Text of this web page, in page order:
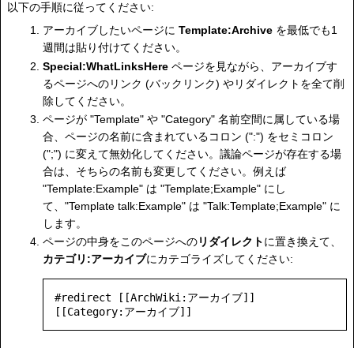
以下の手順に従ってください:
アーカイブしたいページに Template:Archiveを最低でも1
週間は貼り付けてください。
Special:WhatLinksHereページを見ながら、アーカイブす
るページへのリンク (バックリンク) やリダイレクトを全て削
除してください。
ページが "Template" や "Category" 名前空間に属している場
合、ページの名前に含まれているコロン (":") をセミコロン
(";") に変えて無効化してください。議論ページが存在する場
合は、そちらの名前も変更してください。例えば
"Template:Example" は "Template;Example" にし
て、"Template talk:Example" は "Talk:Template;Example" に
します。
ページの中身をこのページへのリダイレクトに置き換えて、
カテゴリ:アーカイブにカテゴライズしてください:
#redirect [[ArchWiki:アーカイブ]]